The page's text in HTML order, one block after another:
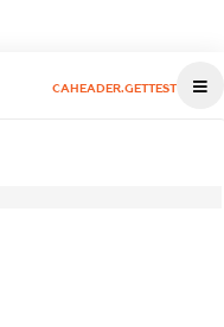
CAHEADER.GETTEST